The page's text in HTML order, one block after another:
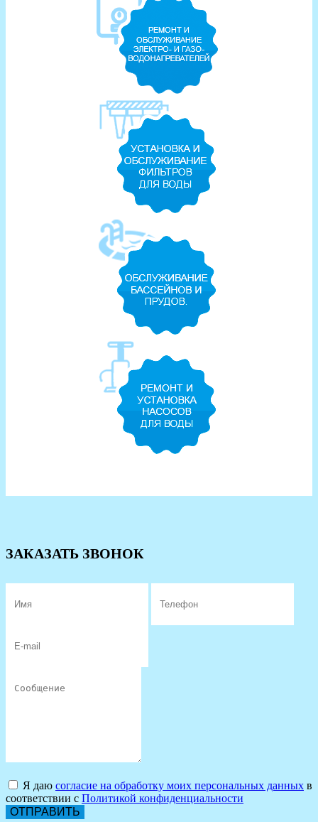
ЗАКАЗАТЬ ЗВОНОК
Я даю согласие на обработку моих персональных данных в
соответствии с Политикой конфиденциальности
ОТПРАВИТЬ